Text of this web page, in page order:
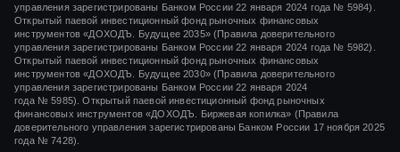
управления зарегистрированы Банком России 22 января 2024 года № 5984).
Открытый паевой инвестиционный фонд рыночных финансовых
инструментов «ДОХОДЪ. Будущее 2035» (Правила доверительного
управления зарегистрированы Банком России 22 января 2024 года № 5982).
Открытый паевой инвестиционный фонд рыночных финансовых
инструментов «ДОХОДЪ. Будущее 2030» (Правила доверительного
управления зарегистрированы Банком России 22 января 2024
года № 5985). Открытый паевой инвестиционный фонд рыночных
финансовых инструментов «ДОХОДЪ. Биржевая копилка» (Правила
доверительного управления зарегистрированы Банком России 17 ноября 2025
года № 7428).